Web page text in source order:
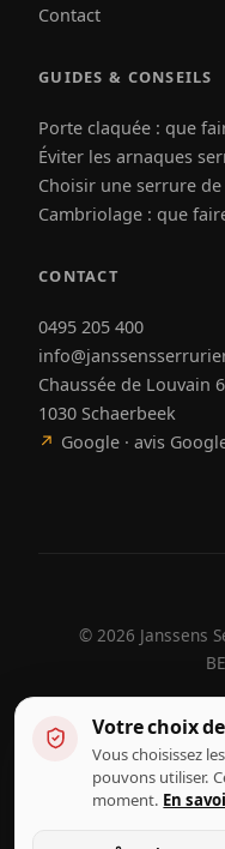
Contact
GUIDES & CONSEILS
Porte claquée : que
Éviter les arnaques
Choisir une serrure
Cambriolage : que
CONTACT
0495 205 400
Chaussée de Louvain
1030 Schaerbeek
↗ Google · avis
© 2026 Janssens
Votre choix
Vous choisissez
pouvons utiliser.
moment. En